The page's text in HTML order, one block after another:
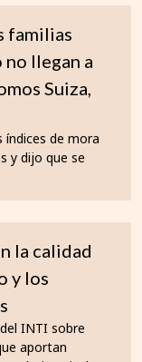
familias
no llegan a
Suiza,
índices de mora
y dijo que se
la calidad
y los
INTI sobre
aportan